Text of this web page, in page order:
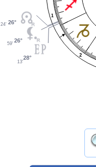
1
2
26°
24'
26°
59'
28°
13'